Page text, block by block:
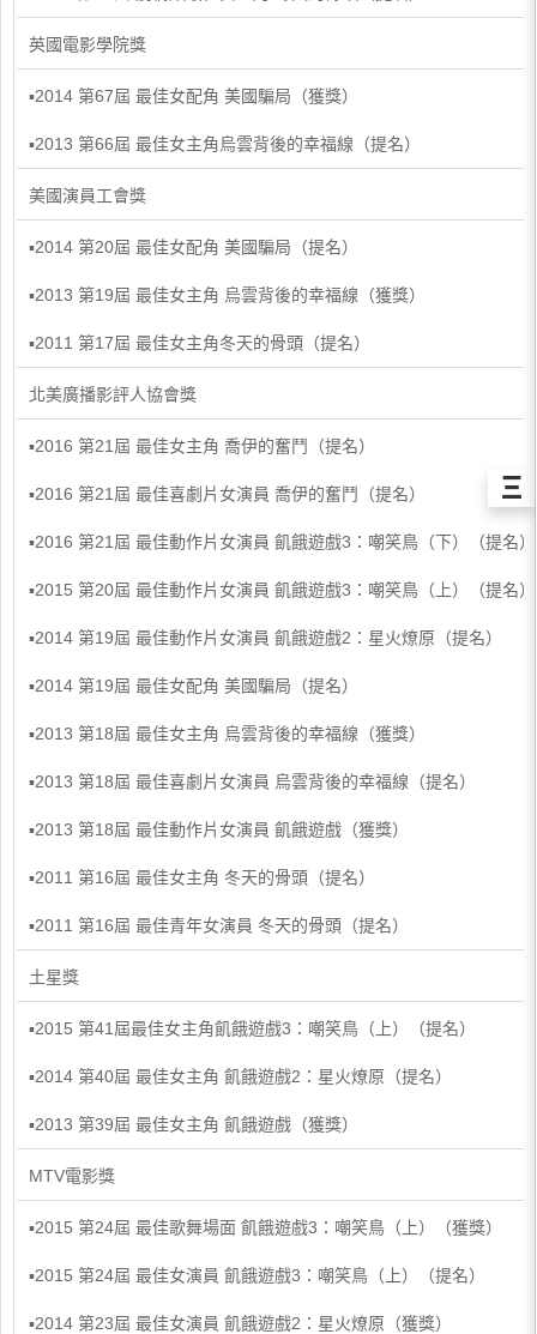
英國電影學院獎
▪2014 第67屆 最佳女配角 美國騙局（獲獎）
▪2013 第66屆 最佳女主角烏雲背後的幸福線（提名）
美國演員工會獎
▪2014 第20屆 最佳女配角 美國騙局（提名）
▪2013 第19屆 最佳女主角 烏雲背後的幸福線（獲獎）
▪2011 第17屆 最佳女主角冬天的骨頭（提名）
北美廣播影評人協會獎
▪2016 第21屆 最佳女主角 喬伊的奮鬥（提名）
▪2016 第21屆 最佳喜劇片女演員 喬伊的奮鬥（提名）
▪2016 第21屆 最佳動作片女演員 飢餓遊戲3：嘲笑鳥（下）（提名）
▪2015 第20屆 最佳動作片女演員 飢餓遊戲3：嘲笑鳥（上）（提名）
▪2014 第19屆 最佳動作片女演員 飢餓遊戲2：星火燎原（提名）
▪2014 第19屆 最佳女配角 美國騙局（提名）
▪2013 第18屆 最佳女主角 烏雲背後的幸福線（獲獎）
▪2013 第18屆 最佳喜劇片女演員 烏雲背後的幸福線（提名）
▪2013 第18屆 最佳動作片女演員 飢餓遊戲（獲獎）
▪2011 第16屆 最佳女主角 冬天的骨頭（提名）
▪2011 第16屆 最佳青年女演員 冬天的骨頭（提名）
土星獎
▪2015 第41屆最佳女主角飢餓遊戲3：嘲笑鳥（上）（提名）
▪2014 第40屆 最佳女主角 飢餓遊戲2：星火燎原（提名）
▪2013 第39屆 最佳女主角 飢餓遊戲（獲獎）
MTV電影獎
▪2015 第24屆 最佳歌舞場面 飢餓遊戲3：嘲笑鳥（上）（獲獎）
▪2015 第24屆 最佳女演員 飢餓遊戲3：嘲笑鳥（上）（提名）
▪2014 第23屆 最佳女演員 飢餓遊戲2：星火燎原（獲獎）
Ξ